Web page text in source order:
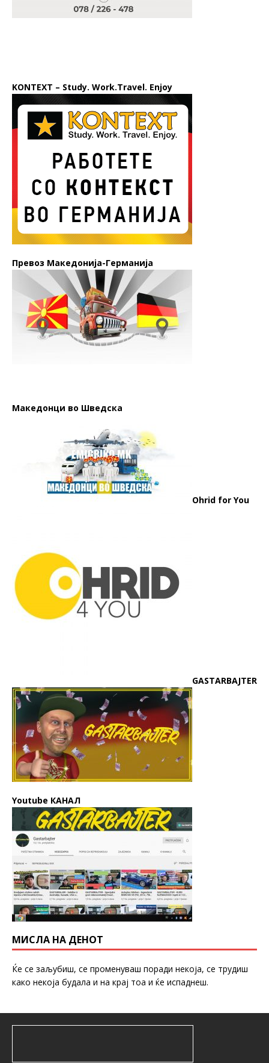
KONTEXT – Study. Work.Travel. Enjoy
Превоз Македонија-Германија
Македонци во Шведска
Ohrid for You
GASTARBAJTER
Youtube КАНАЛ
МИСЛА НА ДЕНОТ
Ќе се заљубиш, се променуваш поради некоја, се трудиш
како некоја будала и на крај тоа и ќе испаднеш.